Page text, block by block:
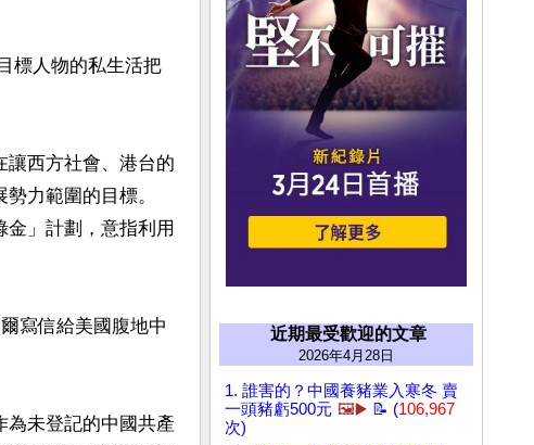
標人物的私生活把
讓西方社會、港台的
力範圍的目標。
」計劃，意指利用
寫信給美國腹地中
為未登記的中國共產
近期最受歡迎的文章
2026年4月28日
1. 誰害的？中國養豬業入寒冬 賣
一頭豬虧500元 🖼️▶️ 📝 (106,967
次)